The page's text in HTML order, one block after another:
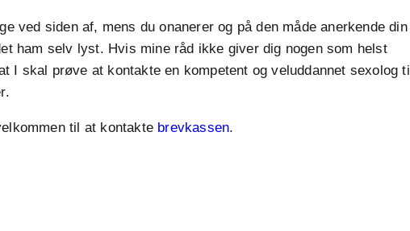
ved siden af, mens du onanerer og på den måde anerkende din
ham selv lyst. Hvis mine råd ikke giver dig nogen som helst
I skal prøve at kontakte en kompetent og veluddannet sexolog til
til at kontakte brevkassen.